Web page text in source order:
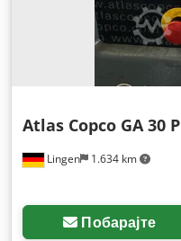
Lingen 1.634 km
Atlas Copco GA 30 P
Побарајте